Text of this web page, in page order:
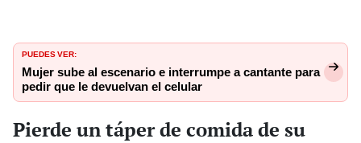
PUEDES VER:
Mujer sube al escenario e interrumpe a cantante para
pedir que le devuelvan el celular
Pierde un táper de comida de su